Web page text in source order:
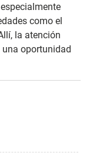
como el
la atención
oportunidad